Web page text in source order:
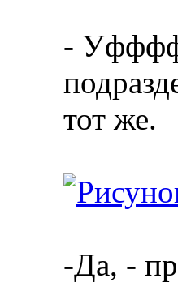
-
тот же.
-Да, -